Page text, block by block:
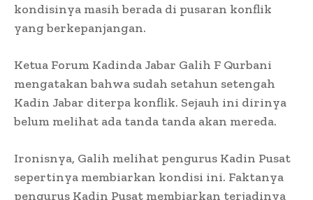
kondisinya masih berada di pusaran konflik
yang berkepanjangan.
Ketua Forum Kadinda Jabar Galih F Qurbani
mengatakan bahwa sudah setahun setengah
Kadin Jabar diterpa konflik. Sejauh ini dirinya
belum melihat ada tanda tanda akan mereda.
Ironisnya, Galih melihat pengurus Kadin Pusat
sepertinya membiarkan kondisi ini. Faktanya
pengurus Kadin Pusat membiarkan terjadinya